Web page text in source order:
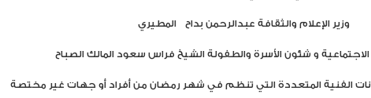
وزير الإعلام والثقافة عبدالرحمن بداح المطيري
الاجتماعية و شئون الأسرة والطفولة الشيخ فراس سعود المالك الصباح
الفنية المتعددة التي تنظم في شهر رمضان من أفراد أو جهات غير مختصة